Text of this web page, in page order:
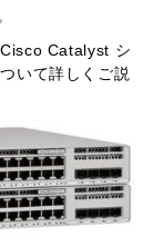
Catalyst シ
いて詳しくご説